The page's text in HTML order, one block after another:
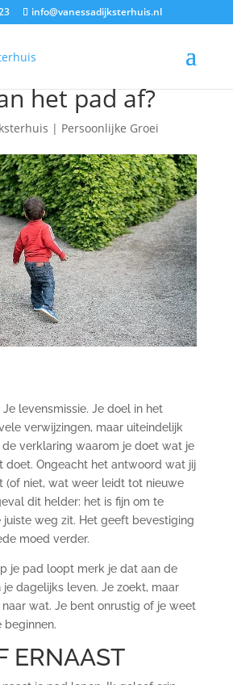
info@vanessadijksterhuis.nl
het pad af?
| Persoonlijke Groei
levensmissie. Je doel in het
verwijzingen, maar uiteindelijk
verklaring waarom je doet wat je
doet. Ongeacht het antwoord wat jij
(of niet, wat weer leidt tot nieuwe
dit helder: het is fijn om te
weg zit. Het geeft bevestiging
moed verder.
je pad loopt merk je dat aan de
je dagelijks leven. Je zoekt, maar
wat. Je bent onrustig of je weet
beginnen.
ERNAAST